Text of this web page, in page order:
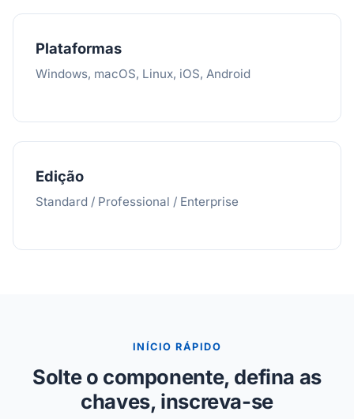
Plataformas
Windows, macOS, Linux, iOS, Android
Edição
Standard / Professional / Enterprise
INÍCIO RÁPIDO
Solte o componente, defina as
chaves, inscreva-se